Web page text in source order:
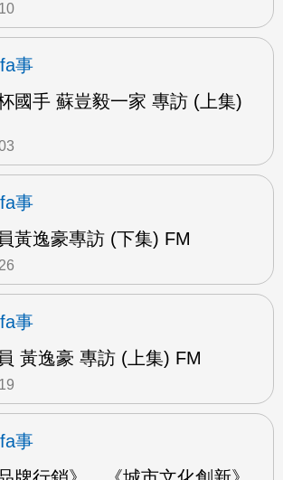
事
國手 蘇豈毅一家 專訪 (上集)
事
黃逸豪專訪 (下集) FM
事
黃逸豪 專訪 (上集) FM
事